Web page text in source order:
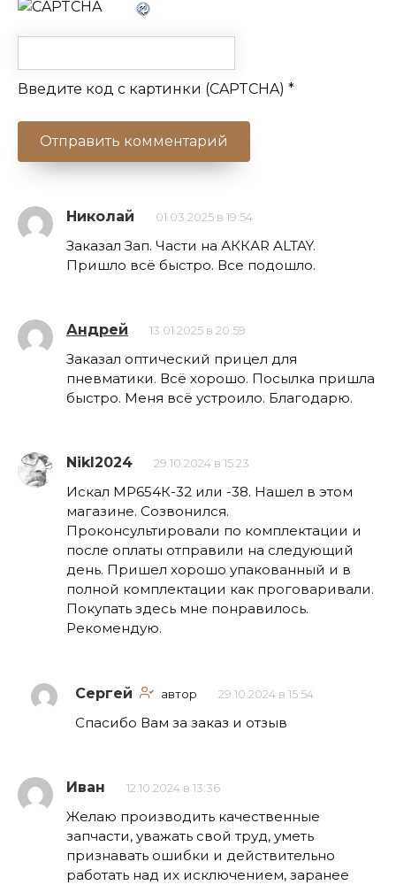
Введите код с картинки (CAPTCHA) *
Николай 01.03.2025 в 19:54
Заказал Зап. Части на АККАR ALTAY.
Пришло всё быстро. Все подошло.
Андрей 13.01.2025 в 20:59
Заказал оптический прицел для
пневматики. Всё хорошо. Посылка пришла
быстро. Меня всё устроило. Благодарю.
NikI2024 29.10.2024 в 15:23
Искал МР654К-32 или -38. Нашел в этом
магазине. Созвонился.
Проконсультировали по комплектации и
после оплаты отправили на следующий
день. Пришел хорошо упакованный и в
полной комплектации как проговаривали.
Покупать здесь мне понравилось.
Рекомендую.
Сергей автор 29.10.2024 в 15:54
Спасибо Вам за заказ и отзыв
Иван 12.10.2024 в 13:36
Желаю производить качественные
запчасти, уважать свой труд, уметь
признавать ошибки и действительно
работать над их исключением, заранее